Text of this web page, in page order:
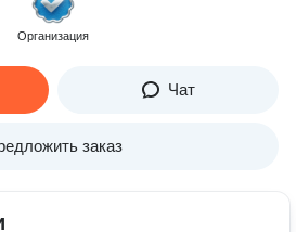
Организация
Чат
заказ